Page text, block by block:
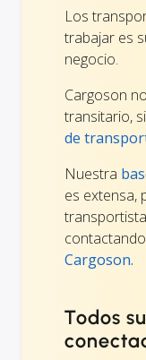
Los
trabajar es
negocio.
Cargoson
transitario,
de
Nuestra
es extensa,
Cargoson.
Todos